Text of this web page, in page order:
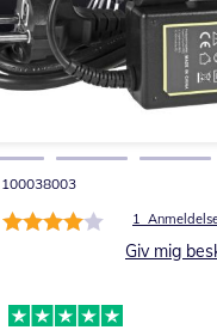
100038003
Bedømmelse:
1
Giv mig